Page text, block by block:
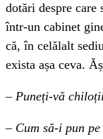
dotări despre care
într-un cabinet
că, în celălalt
exista așa ceva.
– Puneți-vă
– Cum să-i pun